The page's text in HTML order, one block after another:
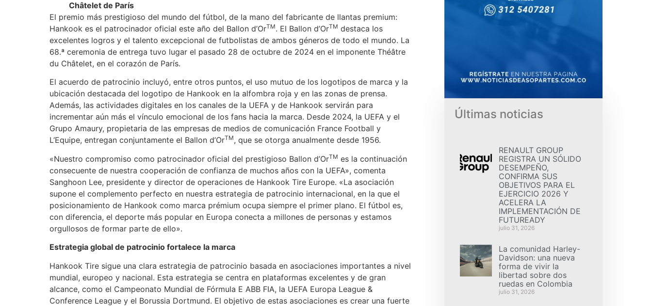
Châtelet de París
El premio más prestigioso del mundo del fútbol, de la mano del fabricante de llantas premium:
Hankook es el patrocinador oficial este año del Ballon d’OrTM. El Ballon d’OrTM destaca los
excelentes logros y el talento excepcional de futbolistas de ambos géneros de todo el mundo. La
68.ª ceremonia de entrega tuvo lugar el pasado 28 de octubre de 2024 en el imponente Théâtre
du Châtelet, en el corazón de París.
El acuerdo de patrocinio incluyó, entre otros puntos, el uso mutuo de los logotipos de marca y la
ubicación destacada del logotipo de Hankook en la alfombra roja y en las zonas de prensa.
Además, las actividades digitales en los canales de la UEFA y de Hankook servirán para
incrementar aún más el vínculo emocional de los fans hacia la marca. Desde 2024, la UEFA y el
Grupo Amaury, propietaria de las empresas de medios de comunicación France Football y
L‘Equipe, entregan conjuntamente el Ballon d’OrTM, que se otorga anualmente desde 1956.
«Nuestro compromiso como patrocinador oficial del prestigioso Ballon d’OrTM es la continuación
consecuente de nuestra cooperación de confianza de muchos años con la UEFA», comenta
Sanghoon Lee, presidente y director de operaciones de Hankook Tire Europe. «La asociación
supone el complemento perfecto en nuestra estrategia de patrocinio internacional, en la que el
posicionamiento de Hankook como marca prémium ocupa siempre el primer plano. El fútbol es,
con diferencia, el deporte más popular en Europa conecta a millones de personas y estamos
orgullosos de formar parte de ello».
Estrategia global de patrocinio fortalece la marca
Hankook Tire sigue una clara estrategia de patrocinio basada en asociaciones importantes a nivel
mundial, europeo y nacional. Esta estrategia se centra en plataformas excelentes y de gran
alcance, como el Campeonato Mundial de Fórmula E ABB FIA, la UEFA Europa League &
Conference League y el Borussia Dortmund. El objetivo de estas asociaciones es crear una fuerte
Últimas noticias
RENAULT GROUP
REGISTRA UN SÓLIDO
DESEMPEÑO,
CONFIRMA SUS
OBJETIVOS PARA EL
EJERCICIO 2026 Y
ACELERA LA
IMPLEMENTACIÓN DE
FUTUREADY
julio 31, 2026
La comunidad Harley-
Davidson: una nueva
forma de vivir la
libertad sobre dos
ruedas en Colombia
julio 31, 2026